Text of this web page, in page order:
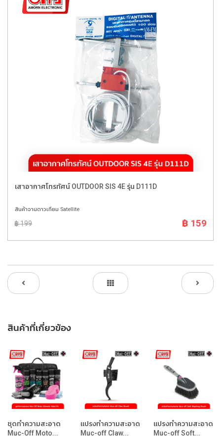
เสาอากาศโทรทัศน์ OUTDOOR SIS 4E รุ่น D111D
สินค้าจานดาวเทียม Satellite
฿ 199 ฿ 159
สินค้าที่เกี่ยวข้อง
ชุดทำความสะอาด
Muc-Off Moto...
แปรงทำความสะอาด
Muc-off Claw...
แปรงทำความสะอาด
Muc-off Soft...